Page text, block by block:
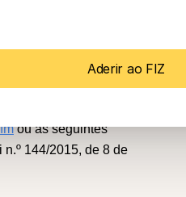
Aderir ao FIZ
ou às seguintes
144/2015, de 8 de